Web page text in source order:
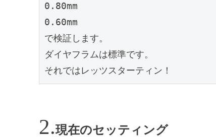
0.80mm
0.60mm
で検証します。
ダイヤフラムは標準です。
それではレッツスターティン！
現在のセッティング